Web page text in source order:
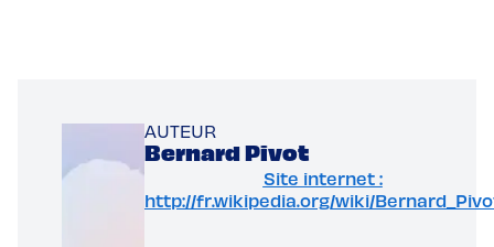
AUTEUR
Bernard Pivot
Site internet :
http://fr.wikipedia.org/wiki/